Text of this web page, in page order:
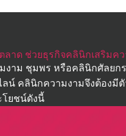
ลาด ช่วยธุรกิจคลินิกเสริมค
าม ชุมพร หรือคลินิกศัลยก
น์ คลินิกความงามจึงต้อง
โยชน์ดังนี้